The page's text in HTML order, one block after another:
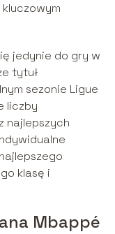
jedynie do gry w
tytuł
sezonie Ligue
liczby
najlepszych
klasę i
Mbappé